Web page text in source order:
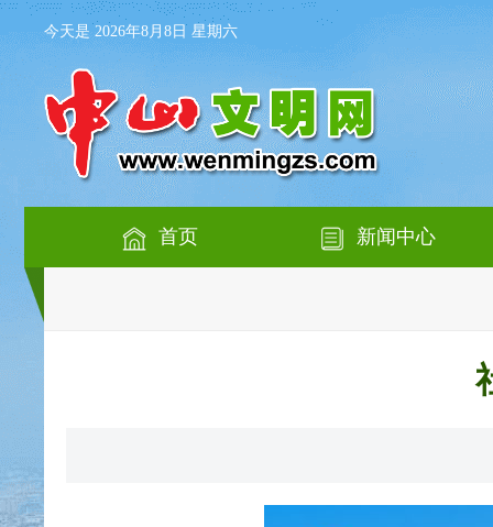
今天是 2026年8月8日 星期六
首页 新闻中心